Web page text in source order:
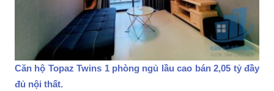
Căn hộ Topaz Twins 1 phòng ngủ lầu cao bán 2,05 tỷ đầy
đủ nội thất.